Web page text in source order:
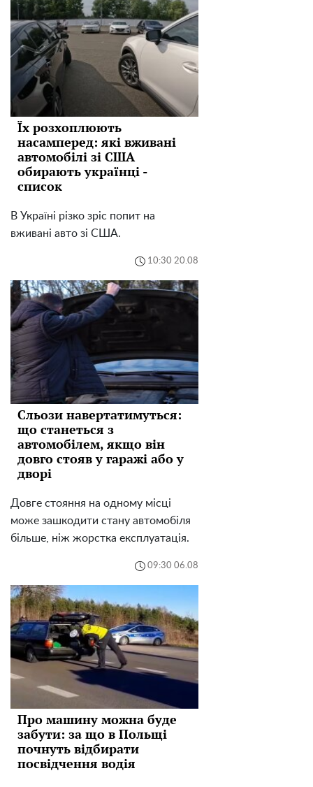
Їх розхоплюють
насамперед: які вживані
автомобілі зі США
обирають українці -
список
В Україні різко зріс попит на
вживані авто зі США.
10:30 20.08
Сльози навертатимуться:
що станеться з
автомобілем, якщо він
довго стояв у гаражі або у
дворі
Довге стояння на одному місці
може зашкодити стану автомобіля
більше, ніж жорстка експлуатація.
09:30 06.08
Про машину можна буде
забути: за що в Польщі
почнуть відбирати
посвідчення водія